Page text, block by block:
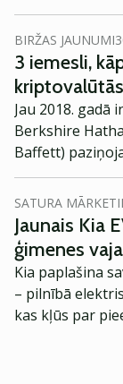
atgūt 64 milj.
zaudējumiem
BIRŽAS JAUNUMI
3 iemesli,
kriptovalūtās
Jau 2018. gadā
Berkshire
Baffett)
Laikam ejot,
viņa
SATURA
Jaunais Kia
ģimenes
Kia paplašina
– pilnībā
kas kļūs par